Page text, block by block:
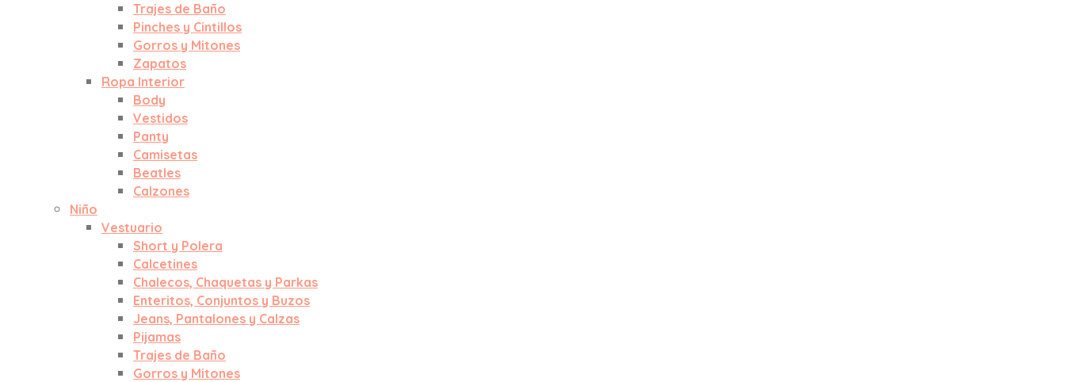
Trajes de Baño
Pinches y Cintillos
Gorros y Mitones
Zapatos
Ropa Interior
Body
Vestidos
Panty
Camisetas
Beatles
Calzones
Niño
Vestuario
Short y Polera
Calcetines
Chalecos, Chaquetas y Parkas
Enteritos, Conjuntos y Buzos
Jeans, Pantalones y Calzas
Pijamas
Trajes de Baño
Gorros y Mitones